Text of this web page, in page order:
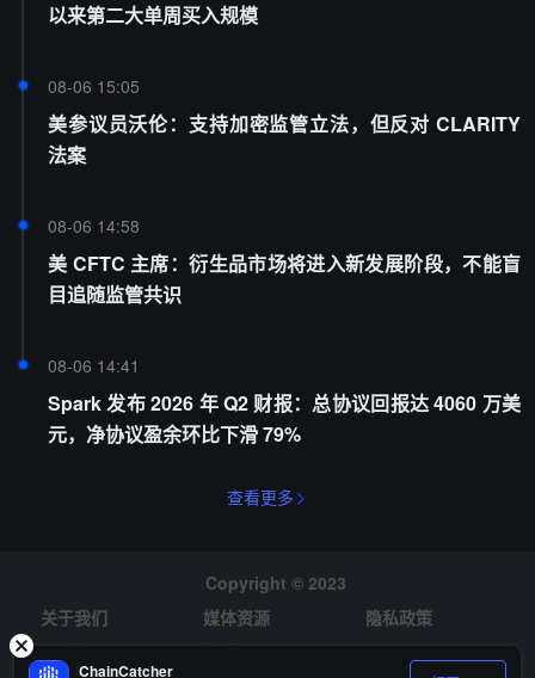
以来第二大单周买入规模
08-06 15:05
美参议员沃伦：支持加密监管立法，但反对 CLARITY
法案
08-06 14:58
美 CFTC 主席：衍生品市场将进入新发展阶段，不能盲
目追随监管共识
08-06 14:41
Spark 发布 2026 年 Q2 财报：总协议回报达 4060 万美
元，净协议盈余环比下滑 79%
查看更多
Copyright © 2023
关于我们
媒体资源
隐私政策
风险提示
招聘
ChainCatcher